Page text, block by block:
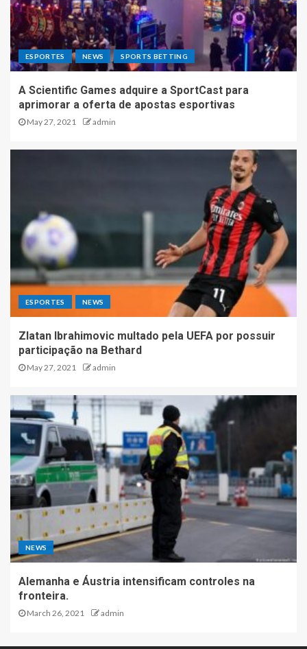
ESPORTES NEWS SPORTS BETTING
A Scientific Games adquire a SportCast para
aprimorar a oferta de apostas esportivas
May 27, 2021 admin
ESPORTES NEWS
Zlatan Ibrahimovic multado pela UEFA por possuir
participação na Bethard
May 27, 2021 admin
NEWS
Alemanha e Áustria intensificam controles na
fronteira.
March 26, 2021 admin